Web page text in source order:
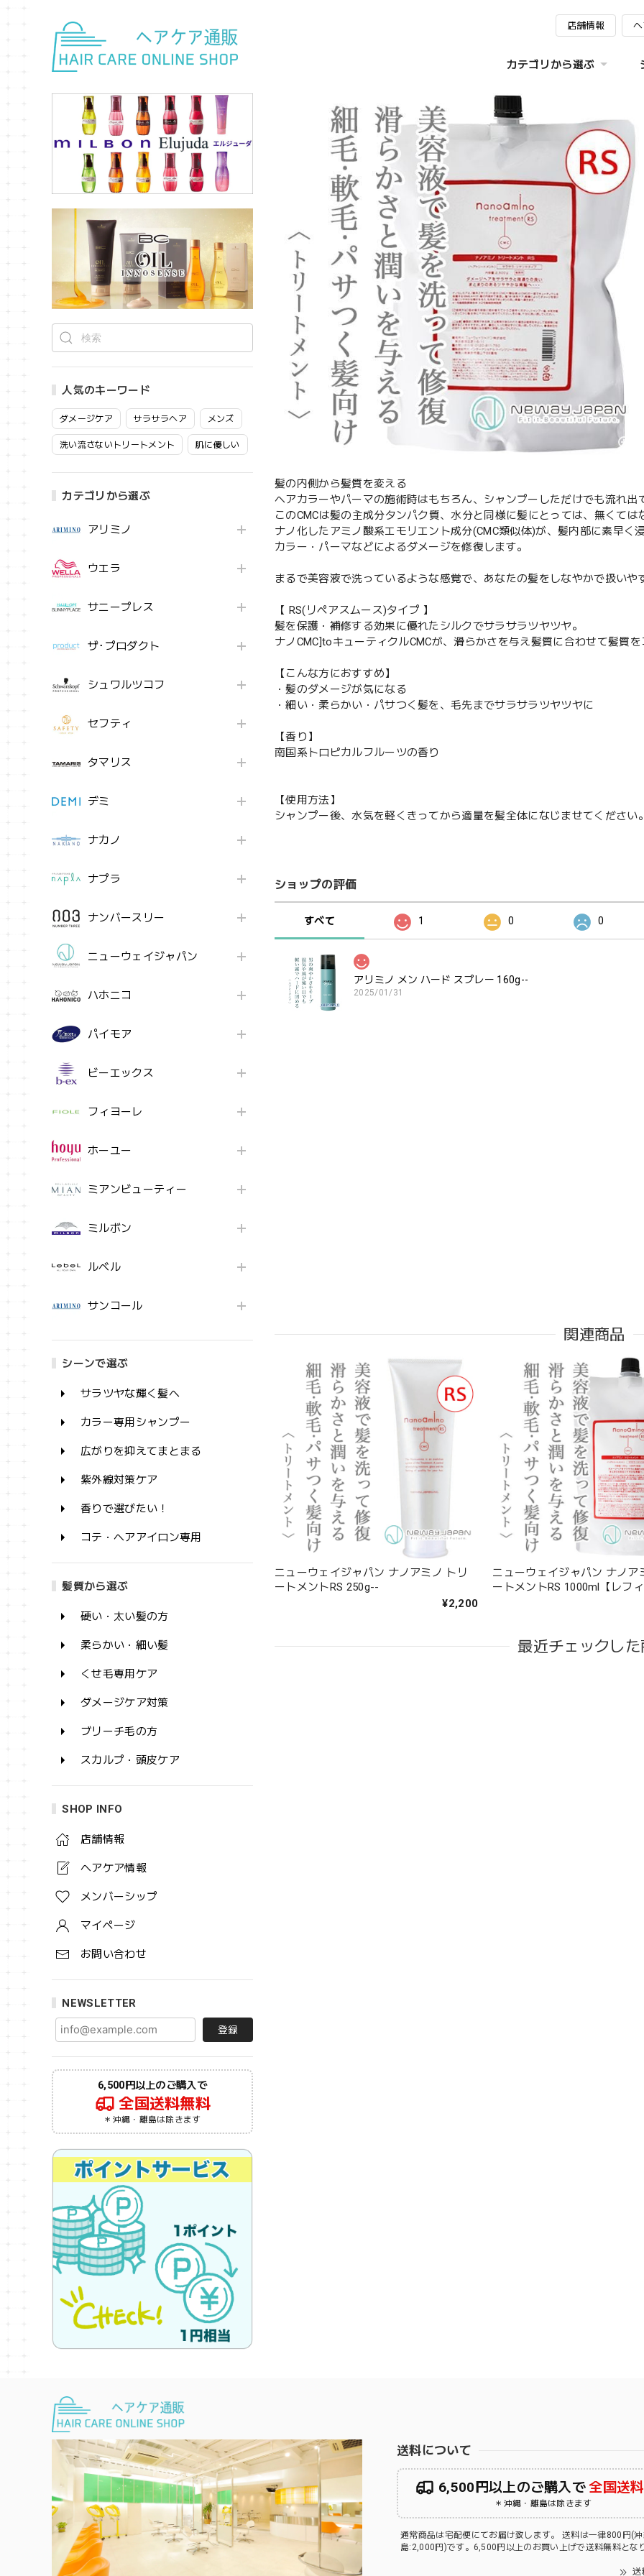
店舗情報
カテゴリから選ぶ
人気のキーワード
ダメージケア サラサラヘア メンズ
洗い流さないトリートメント 肌に優しい
カテゴリから選ぶ
アリミノ
ウエラ
サニープレス
ザ･プロダクト
シュワルツコフ
セフティ
タマリス
デミ
ナカノ
ナプラ
ナンバースリー
ニューウェイジャパン
ハホニコ
パイモア
ビーエックス
フィヨーレ
ホーユー
ミアンビューティー
ミルボン
ルベル
サンコール
シーンで選ぶ
サラツヤな輝く髪へ
カラー専用シャンプー
広がりを抑えてまとまる
紫外線対策ケア
香りで選びたい！
コテ・ヘアアイロン専用
髪質から選ぶ
硬い・太い髪の方
柔らかい・細い髪
くせ毛専用ケア
ダメージケア対策
ブリーチ毛の方
スカルプ・頭皮ケア
SHOP INFO
店舗情報
ヘアケア情報
メンバーシップ
マイページ
お問い合わせ
NEWSLETTER
登録
6,500円以上のご購入で
全国送料無料
＊沖縄・離島は除きます
髪の内側から髪質を変える
ヘアカラーやパーマの施術時はもちろん、シャンプーしただけでも流れ出
このCMCは髪の主成分タンパク質、水分と同様に髪にとっては、無くて
ナノ化したアミノ酸系エモリエント成分(CMC類似体)が、髪内部に素早く
カラー・パーマなどによるダメージを修復します。
まるで美容液で洗っているような感覚で、あなたの髪をしなやかで扱い
【 RS(リペアスムース)タイプ 】
髪を保護・補修する効果に優れたシルクでサラサラツヤツヤ。
ナノCMC]toキューティクルCMCが、滑らかさを与え髪質に合わせて髪質
【こんな方におすすめ】
・髪のダメージが気になる
・細い・柔らかい・パサつく髪を、毛先までサラサラツヤツヤに
【香り】
南国系トロピカルフルーツの香り
【使用方法】
シャンプー後、水気を軽くきってから適量を髪全体になじませてくださ
ショップの評価
すべて 1 0 0
アリミノ メン ハード スプレー 160g--
2025/01/31
関連商品
ニューウェイジャパン ナノアミノ トリ
ートメントRS 250g--
¥2,200
ニューウェイジャパン ナノア
ートメントRS 1000ml【レフ
最近チェックし
送料について
6,500円以上のご購入で全国送
＊沖縄・離島は除きます
通常商品は宅配便にてお届け致します。 送料は一律800円(
島:2,000円)です。6,500円以上のお買い上げで送料無料とな
送